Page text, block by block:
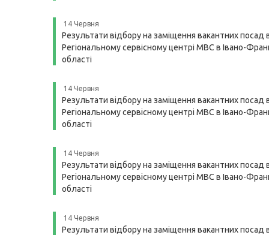
14 Червня
Результати відбору на заміщення вакантних посад
Регіональному сервісному центрі МВС в Івано-
області
14 Червня
Результати відбору на заміщення вакантних посад
Регіональному сервісному центрі МВС в Івано-
області
14 Червня
Результати відбору на заміщення вакантних посад
Регіональному сервісному центрі МВС в Івано-
області
14 Червня
Результати відбору на заміщення вакантних посад